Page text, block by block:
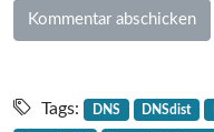
Tags: DNS DNSdist